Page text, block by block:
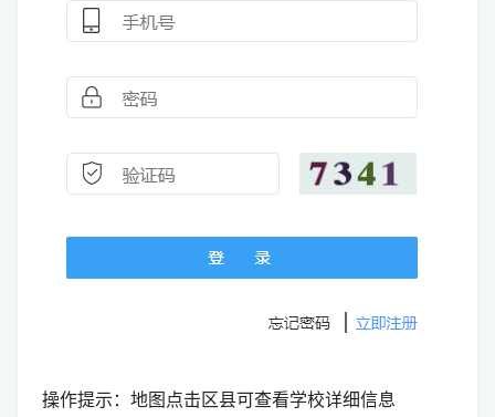
操作提示：地图点击区县可查看学校详细信息